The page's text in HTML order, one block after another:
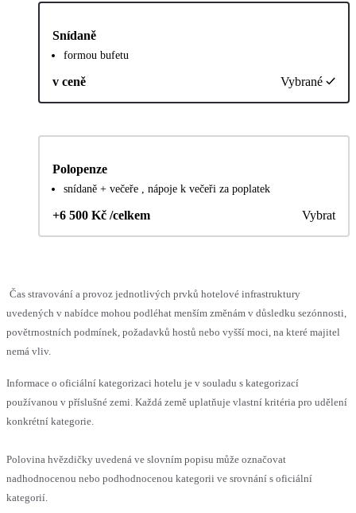
Snídaně
formou bufetu
v ceně Vybrané
Polopenze
snídaně + večeře , nápoje k večeři za poplatek
+6 500 Kč /celkem Vybrat
Čas stravování a provoz jednotlivých prvků hotelové infrastruktury
uvedených v nabídce mohou podléhat menším změnám v důsledku sezónnosti,
povětrnostních podmínek, požadavků hostů nebo vyšší moci, na které majitel
nemá vliv.
Informace o oficiální kategorizaci hotelu je v souladu s kategorizací
používanou v příslušné zemi. Každá země uplatňuje vlastní kritéria pro udělení
konkrétní kategorie.
Polovina hvězdičky uvedená ve slovním popisu může označovat
nadhodnocenou nebo podhodnocenou kategorii ve srovnání s oficiální
kategorií.